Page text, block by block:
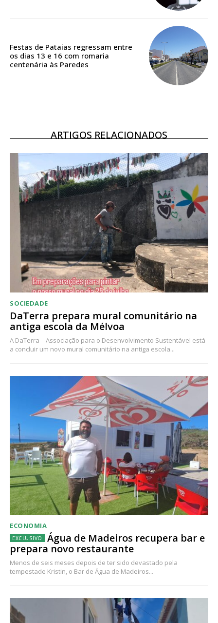
DIGITAL ANUAL
16€
12 meses
Acesso ao conteúdo online
Acesso aos conteúdos Exclusivos para
assinantes
Ofertas para assinatura anual
Escolha o plano
Festas de Pataias regressam entre
os dias 13 e 16 com romaria
centenária às Paredes
ARTIGOS RELACIONADOS
SOCIEDADE
DaTerra prepara mural comunitário na
antiga escola da Mélvoa
A DaTerra – Associação para o Desenvolvimento Sustentável está
a concluir um novo mural comunitário na antiga escola...
ECONOMIA
Água de Madeiros recupera bar e
prepara novo restaurante
Menos de seis meses depois de ter sido devastado pela
tempestade Kristin, o Bar de Água de Madeiros...